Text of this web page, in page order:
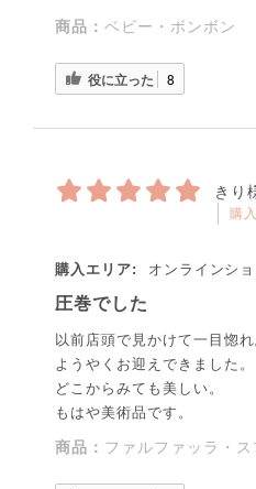
商品： ベビー・ボンボン
役に立った 8
きり
購
購入エリア: オンラインシ
圧巻でした
以前店頭で見かけて一目惚
ようやくお迎えできました。
どこからみても美しい。
もはや美術品です。
商品： ファルファッラ・ス